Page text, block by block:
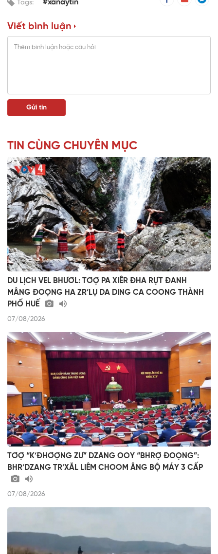
Tags: #xanaytin
Viết bình luận
TIN CÙNG CHUYÊN MỤC
DU LỊCH VEL BHƯƠL: TƠỢ PA XIÊR ĐHA RỰT ĐANH
MÂNG ĐOỌNG HA ZR’LỤ DA DING CA COONG THÀNH
PHỐ HUẾ
07/08/2026
TƠỢ “K’ĐHƠỢNG ZƯ” DZANG OOY “BHRỢ ĐOỌNG”:
BHR’DZANG TR’XĂL LIÊM CHOOM ÂNG BỘ MÁY 3 CẤP
07/08/2026